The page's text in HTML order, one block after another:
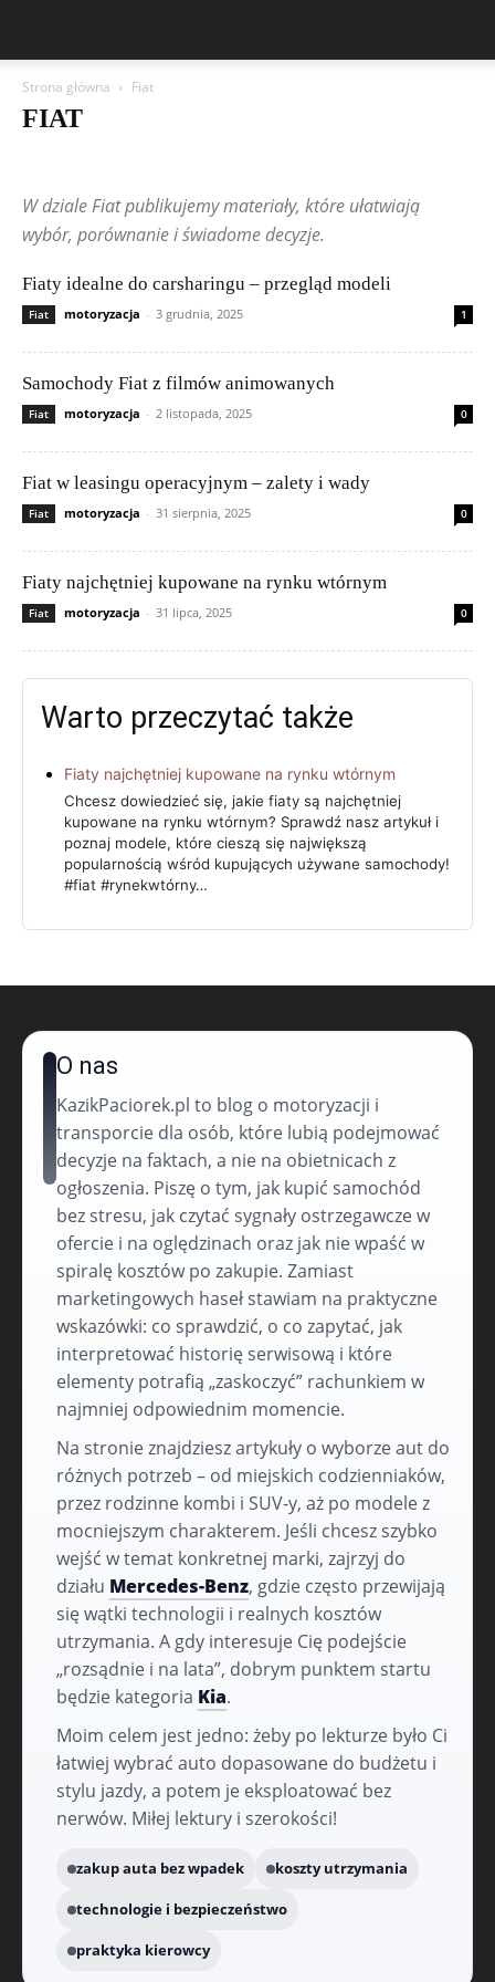
Strona główna Fiat
FIAT
Ford
Geely Honda Hyundai Jeep Kia
Lamborghini
Lexus
Maserati Mazda Mercedes-Benz
Peugeot
Rolls-Royce
Suzuki
Tesla Volkswagen (VW) Volvo
W dziale Fiat publikujemy materiały, które ułatwiają
wybór, porównanie i świadome decyzje.
Fiaty idealne do carsharingu – przegląd modeli
Fiat motoryzacja - 3 grudnia, 2025 1
Samochody Fiat z filmów animowanych
Fiat motoryzacja - 2 listopada, 2025 0
Fiat w leasingu operacyjnym – zalety i wady
Fiat motoryzacja - 31 sierpnia, 2025 0
Fiaty najchętniej kupowane na rynku wtórnym
Fiat motoryzacja - 31 lipca, 2025 0
Warto przeczytać także
Fiaty najchętniej kupowane na rynku wtórnym
Chcesz dowiedzieć się, jakie fiaty są najchętniej
kupowane na rynku wtórnym? Sprawdź nasz artykuł i
poznaj modele, które cieszą się największą
popularnością wśród kupujących używane samochody!
#fiat #rynekwtórny…
O nas
KazikPaciorek.pl to blog o motoryzacji i
transporcie dla osób, które lubią podejmować
decyzje na faktach, a nie na obietnicach z
ogłoszenia. Piszę o tym, jak kupić samochód
bez stresu, jak czytać sygnały ostrzegawcze w
ofercie i na oględzinach oraz jak nie wpaść w
spiralę kosztów po zakupie. Zamiast
marketingowych haseł stawiam na praktyczne
wskazówki: co sprawdzić, o co zapytać, jak
interpretować historię serwisową i które
elementy potrafią „zaskoczyć” rachunkiem w
najmniej odpowiednim momencie.
Na stronie znajdziesz artykuły o wyborze aut do
różnych potrzeb – od miejskich codzienniaków,
przez rodzinne kombi i SUV-y, aż po modele z
mocniejszym charakterem. Jeśli chcesz szybko
wejść w temat konkretnej marki, zajrzyj do
działu Mercedes-Benz, gdzie często przewijają
się wątki technologii i realnych kosztów
utrzymania. A gdy interesuje Cię podejście
„rozsądnie i na lata”, dobrym punktem startu
będzie kategoria Kia.
Moim celem jest jedno: żeby po lekturze było Ci
łatwiej wybrać auto dopasowane do budżetu i
stylu jazdy, a potem je eksploatować bez
nerwów. Miłej lektury i szerokości!
zakup auta bez wpadek koszty utrzymania
technologie i bezpieczeństwo
praktyka kierowcy